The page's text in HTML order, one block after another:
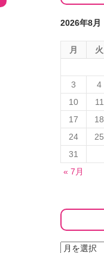
2026年8月
月 火
3
4
10
11
17
18
24
25
31
« 7月
ブ